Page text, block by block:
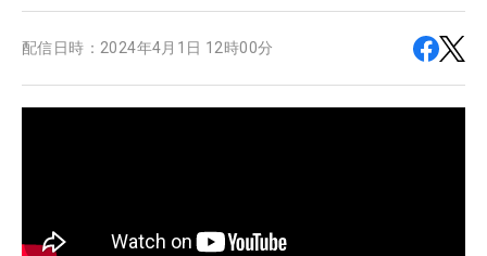
配信日時： 2024年4月1日 12時00分